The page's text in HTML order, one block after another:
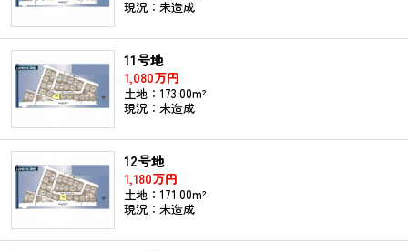
現況：未造成
11号地
1,080万円
土地：173.00m²
現況：未造成
12号地
1,180万円
土地：171.00m²
現況：未造成